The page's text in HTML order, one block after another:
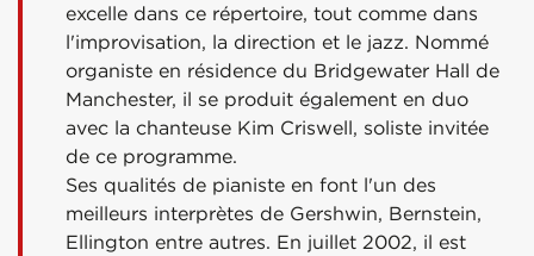
excelle dans ce répertoire, tout comme dans
l'improvisation, la direction et le jazz. Nommé
organiste en résidence du Bridgewater Hall de
Manchester, il se produit également en duo
avec la chanteuse Kim Criswell, soliste invitée
de ce programme.
Ses qualités de pianiste en font l'un des
meilleurs interprètes de Gershwin, Bernstein,
Ellington entre autres. En juillet 2002, il est